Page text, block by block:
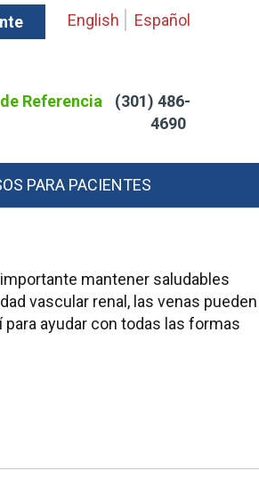
English Español
Referencia
(301) 486-
4690
PARA PACIENTES
mantener saludables
vascular renal, las venas pueden
ayudar con todas las formas